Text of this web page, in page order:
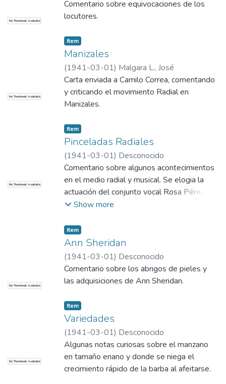
No Thumbnail Available
Comentario sobre equivocaciones de los
locutores.
No Thumbnail Available
Item
Manizales
(1941-03-01) Malgara L., José
Carta enviada a Camilo Correa, comentando
y criticando el movimiento Radial en
Manizales.
No Thumbnail Available
Item
Pinceladas Radiales
(1941-03-01) Desconocido
Comentario sobre algunos acontecimientos
en el medio radial y musical. Se elogia la
actuación del conjunto vocal Rosa Pérez, en
radio cultural. Se elogia la voz del tenor -
hermosa interpretación de la Mezzo
Soprano Isabelita Durán Montealegre
Show more
No Thumbnail Available
Item
Ann Sheridan
(1941-03-01) Desconocido
Comentario sobre los abrigos de pieles y
las adquisiciones de Ann Sheridan.
No Thumbnail Available
Item
Variedades
(1941-03-01) Desconocido
Algunas notas curiosas sobre el manzano
en tamaño enano y donde se niega el
crecimiento rápido de la barba al afeitarse.